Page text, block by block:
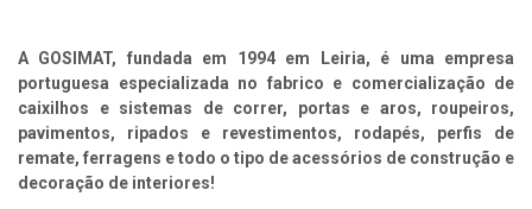
A GOSIMAT, fundada em 1994 em Leiria, é uma empresa
portuguesa especializada no fabrico e comercialização de
caixilhos e sistemas de correr, portas e aros, roupeiros,
pavimentos, ripados e revestimentos, rodapés, perfis de
remate, ferragens e todo o tipo de acessórios de construção e
decoração de interiores!